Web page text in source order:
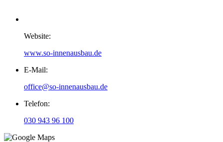
Website:
www.so-innenausbau.de
E-Mail:
office@so-innenausbau.de
Telefon:
030 943 96 100